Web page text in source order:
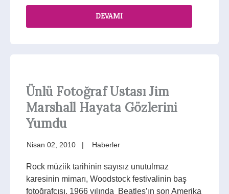
DEVAMI
Ünlü Fotoğraf Ustası Jim
Marshall Hayata Gözlerini
Yumdu
Nisan 02, 2010 Haberler
Rock müziik tarihinin sayısız unutulmaz
karesinin mimarı, Woodstock festivalinin baş
fotoğrafcısı, 1966 yılında Beatles’ın son Amerika